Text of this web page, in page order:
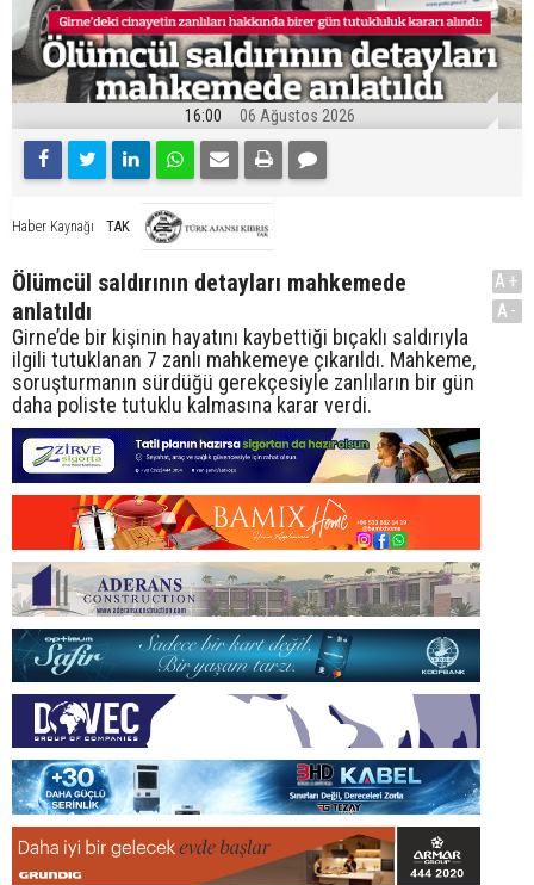
16:00 06 Ağustos 2026
Haber Kaynağı TAK
Ölümcül saldırının detayları mahkemede
anlatıldı
Girne’de bir kişinin hayatını kaybettiği bıçaklı saldırıyla
ilgili tutuklanan 7 zanlı mahkemeye çıkarıldı. Mahkeme,
soruşturmanın sürdüğü gerekçesiyle zanlıların bir gün
daha poliste tutuklu kalmasına karar verdi.
A+
A-